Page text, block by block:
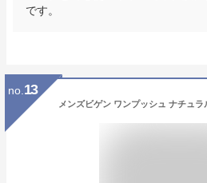
です。
no. 13